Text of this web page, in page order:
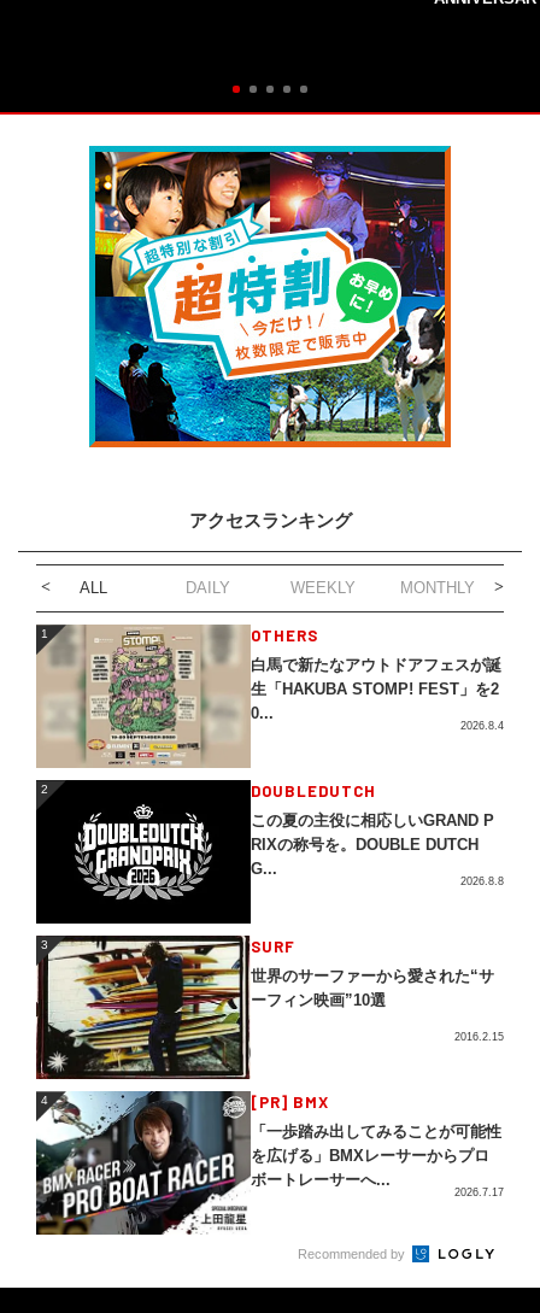
アクセスランキング
ALL DAILY WEEKLY MONTHLY
1 OTHERS
白馬で新たなアウトドアフェスが誕
生「HAKUBA STOMP! FEST」を2
0...
2026.8.4
2 DOUBLEDUTCH
この夏の主役に相応しいGRAND P
RIXの称号を。DOUBLE DUTCH
G...
2026.8.8
3 SURF
世界のサーファーから愛された“サ
ーフィン映画”10選
2016.2.15
4 [PR] BMX
「一歩踏み出してみることが可能性
を広げる」BMXレーサーからプロ
ボートレーサーへ...
2026.7.17
日本最大級のアクションスポーツマ
ガジン | FINEPLAY [ファインプレ
Recommended by